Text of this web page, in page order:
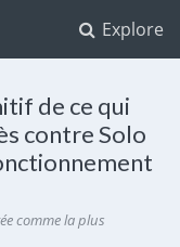
Explore
de ce qui
contre Solo
comme la plus